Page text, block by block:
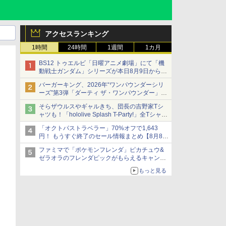
アクセスランキング
1時間 24時間 1週間 1カ月
BS12 トゥエルビ「日曜アニメ劇場」にて「機
動戦士ガンダム」シリーズが本日8月9日から8
週連続で放送
初回は「機動戦士ガンダム【HDリマスター
版】」
バーガーキング、2026年“ワンパウンダーシリ
ーズ”第3弾「ダーティ ザ・ワンパウンダー」を
8月7日発売
「特製ガーリックマヨソース」を使用した超大
型チーズバーガー
そらザウルスやギャルきち、団長の吉野家Tシ
ャツも！「hololive Splash T-Party!」全Tシャツ
ラインナップ公開＆オンライン販売開始
「オクトパストラベラー」70%オフで1,643
円！ もうすぐ終了のセール情報まとめ【8月8日
更新】
ニンテンドーeショップでは「大神 絶景版」が
67%オフで990円
ファミマで「ポケモンフレンダ」ピカチュウ&
ゼラオラのフレンダピックがもらえるキャンペ
もっと見る